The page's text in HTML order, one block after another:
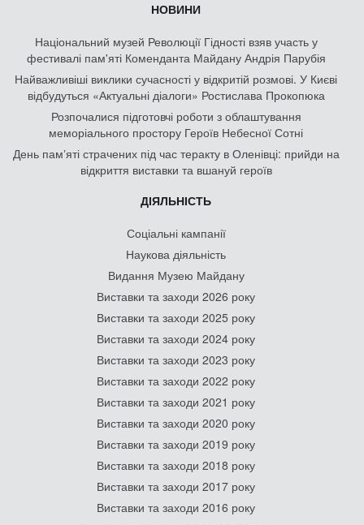
НОВИНИ
Національний музей Революції Гідності взяв участь у
фестивалі пам'яті Коменданта Майдану Андрія Парубія
Найважливіші виклики сучасності у відкритій розмові. У Києві
відбудуться «Актуальні діалоги» Ростислава Прокопюка
Розпочалися підготовчі роботи з облаштування
меморіального простору Героїв Небесної Сотні
День памʼяті страчених під час теракту в Оленівці: прийди на
відкриття виставки та вшануй героїв
ДІЯЛЬНІСТЬ
Соціальні кампанії
Наукова діяльність
Видання Музею Майдану
Виставки та заходи 2026 року
Виставки та заходи 2025 року
Виставки та заходи 2024 року
Виставки та заходи 2023 року
Виставки та заходи 2022 року
Виставки та заходи 2021 року
Виставки та заходи 2020 року
Виставки та заходи 2019 року
Виставки та заходи 2018 року
Виставки та заходи 2017 року
Виставки та заходи 2016 року